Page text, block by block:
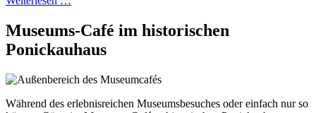
Museums-Café im historischen
Ponickauhaus
Während des erlebnisreichen Museumsbesuches oder einfach nur so